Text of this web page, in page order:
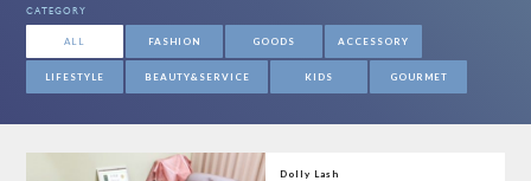
CATEGORY
ALL FASHION GOODS ACCESSORY
LIFESTYLE BEAUTY&SERVICE KIDS GOURMET
Dolly Lash